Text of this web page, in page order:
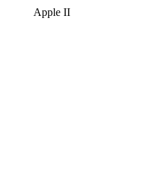
Apple II